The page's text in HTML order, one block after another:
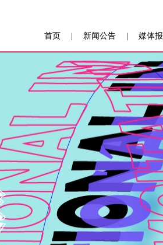
首页 新闻公告 媒体